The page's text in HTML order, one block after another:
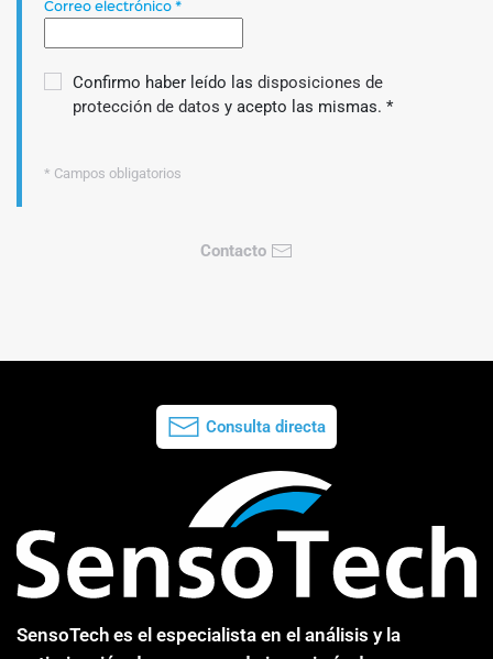
Correo electrónico *
Confirmo haber leído las disposiciones de
protección de datos y acepto las mismas. *
* Campos obligatorios
Contacto
Consulta directa
SensoTech es el especialista en el análisis y la